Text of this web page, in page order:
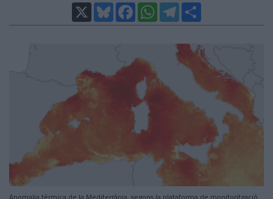
X
BlueskyFacebookWhatsAppTelegram